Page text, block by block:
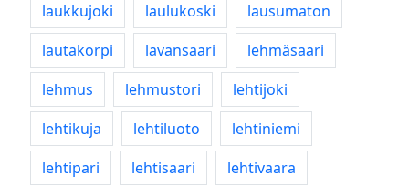
laukkujoki
laulukoski
lausumaton
lautakorpi
lavansaari
lehmäsaari
lehmus
lehmustori
lehtijoki
lehtikuja
lehtiluoto
lehtiniemi
lehtipari
lehtisaari
lehtivaara